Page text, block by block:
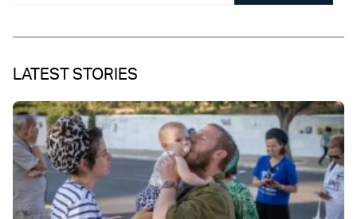
LATEST STORIES